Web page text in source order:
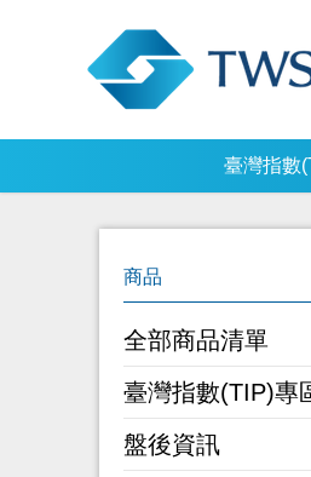
臺灣指數
全部商品清單
臺灣指數(TIP)專
盤後資訊